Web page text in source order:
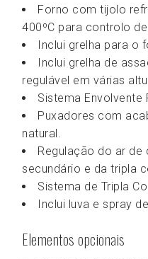
Forno com tijolo
400ºC para controlo
Inclui grelha para o
Inclui grelha de
regulável em várias
Sistema Envolvente
Puxadores com
natural.
Regulação do ar
secundário e da tripla
Sistema de Tripla
Inclui luva e spray
Elementos opcionais